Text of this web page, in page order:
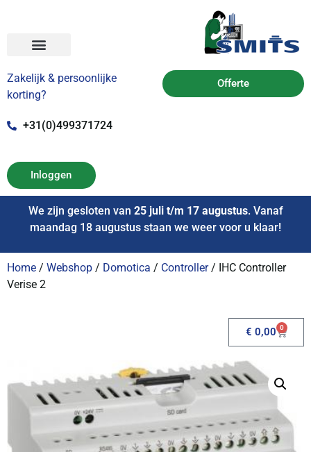
Zakelijk & persoonlijke
korting?
+31(0)499371724
Offerte
Inloggen
We zijn gesloten van 25 juli t/m 17 augustus. Vanaf
maandag 18 augustus staan we weer voor u klaar!
Home / Webshop / Domotica / Controller/ IHC Controller
Verise 2
€ 0,00 0